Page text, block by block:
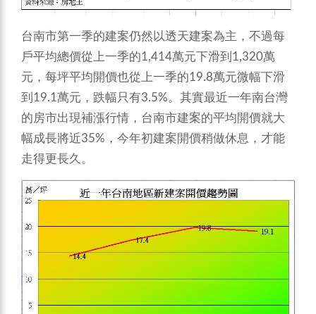
台南市第一季的建案仍然以透天建案為主，不過每
戶平均總價從上一季的1,414萬元下滑到1,320萬
元，每坪平均開價也從上一季的19.8萬元微幅下滑
到19.1萬元，跌幅只有3.5%。其實最近一年南台灣
的房市出現補漲行情，台南市建案的平均開價就大
幅成長將近35%，今年初建案開價稍做休息，才能
走得更長久。